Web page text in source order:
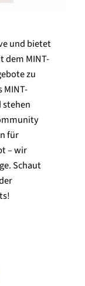
und bietet
dem MINT-
zu
MINT-
stehen
für
– wir
Schaut